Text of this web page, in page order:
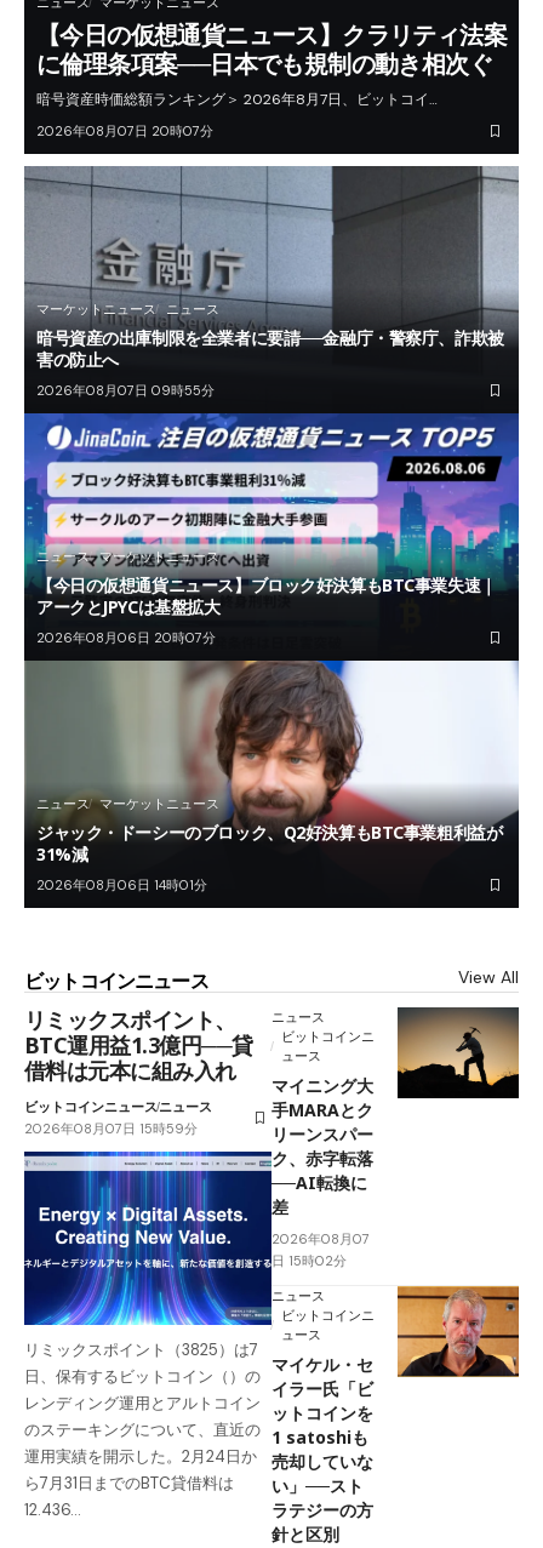
【今日の仮想通貨ニュース】クラリティ法案
に倫理条項案──日本でも規制の動き相次ぐ
暗号資産時価総額ランキング＞ 2026年8月7日、ビットコイ…
2026年08月07日 20時07分
マーケットニュース ニュース
暗号資産の出庫制限を全業者に要請──金融庁・警察庁、詐欺被
害の防止へ
2026年08月07日 09時55分
ニュース マーケットニュース
【今日の仮想通貨ニュース】ブロック好決算もBTC事業失速｜
アークとJPYCは基盤拡大
2026年08月06日 20時07分
ニュース マーケットニュース
ジャック・ドーシーのブロック、Q2好決算もBTC事業粗利益が
31%減
2026年08月06日 14時01分
ビットコインニュース View All
リミックスポイント、
BTC運用益1.3億円──貸
借料は元本に組み入れ
ビットコインニュースニュース
2026年08月07日 15時59分
リミックスポイント（3825）は7
日、保有するビットコイン（）の
レンディング運用とアルトコイン
のステーキングについて、直近の
運用実績を開示した。2月24日か
ら7月31日までのBTC貸借料は
12.436…
ニュース
ビットコインニ
ュース
マイニング大
手MARAとク
リーンスパー
ク、赤字転落
──AI転換に
差
2026年08月07
日 15時02分
ニュース
ビットコインニ
ュース
マイケル・セ
イラー氏「ビ
ットコインを
1 satoshiも
売却していな
い」──スト
ラテジーの方
針と区別